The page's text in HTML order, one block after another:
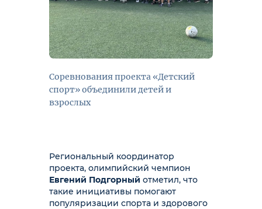
Соревнования проекта «Детский
спорт» объединили детей и
взрослых
Региональный координатор
проекта, олимпийский чемпион
Евгений Подгорный отметил, что
такие инициативы помогают
популяризации спорта и здорового